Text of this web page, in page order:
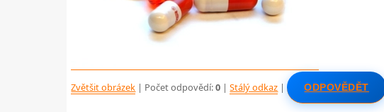
Zvětšit obrázek | Počet odpovědí:0 |Stálý odkaz | ODPOVĚDĚT